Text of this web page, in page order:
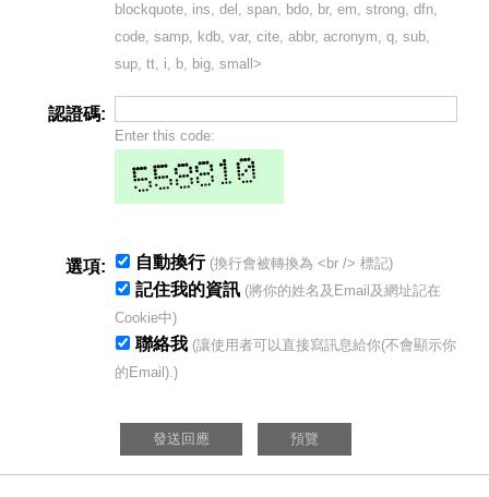
blockquote, ins, del, span, bdo, br, em, strong, dfn,
code, samp, kdb, var, cite, abbr, acronym, q, sub,
sup, tt, i, b, big, small>
認證碼:
Enter this code:
選項: 自動換行 (換行會被轉換為 <br /> 標記)
記住我的資訊 (將你的姓名及Email及網址記在
Cookie中)
聯絡我 (讓使用者可以直接寫訊息給你(不會顯示你
的Email).)